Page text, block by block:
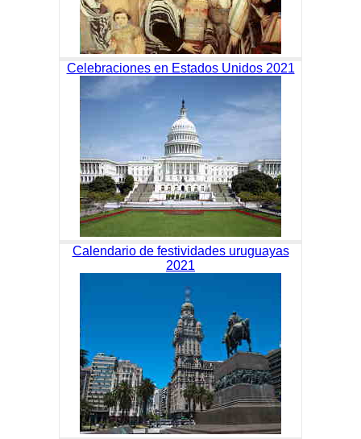
Celebraciones en Estados Unidos 2021
Calendario de festividades uruguayas
2021